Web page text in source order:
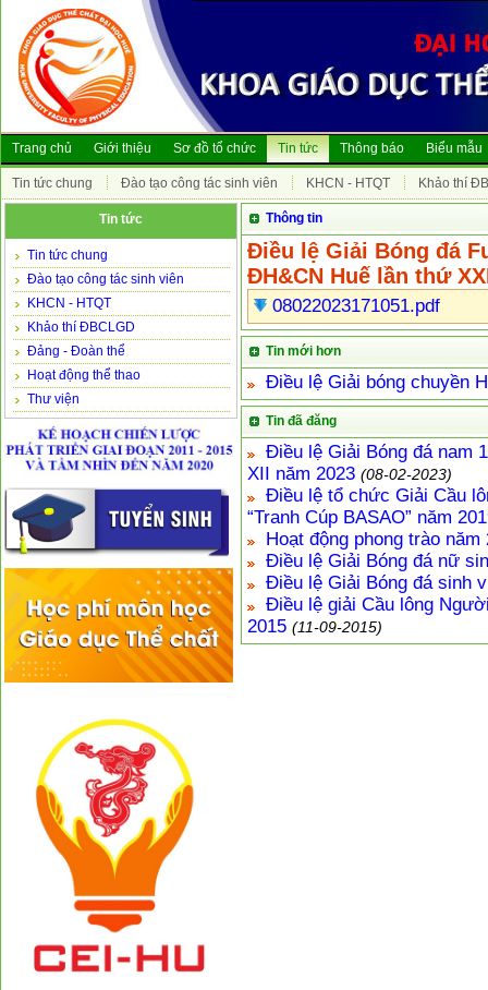
Trang chủ Giới thiệu Sơ đồ tổ chức Tin tức
Tin tức chung Đào tạo công tác sinh viên KHCN - HTQT Khảo thí
Thông báo Biểu mẫu
Tin tức
Tin tức chung
Đào tạo công tác sinh viên
KHCN - HTQT
Khảo thí ĐBCLGD
Đảng - Đoàn thể
Hoạt động thể thao
Thư viện
Thông tin
Điều lệ Giải Bóng đá
ĐH&CN Huế lần thứ
08022023171051.pdf
Tin mới hơn
Điều lệ Giải bóng chuyền
Tin đã đăng
Điều lệ Giải Bóng đá nam
XII năm 2023 (08-02-2023)
Điều lệ tổ chức Giải Cầu
“Tranh Cúp BASAO” năm
Hoạt động phong trào năm
Điều lệ Giải Bóng đá nữ
Điều lệ Giải Bóng đá sinh
Điều lệ giải Cầu lông
2015 (11-09-2015)